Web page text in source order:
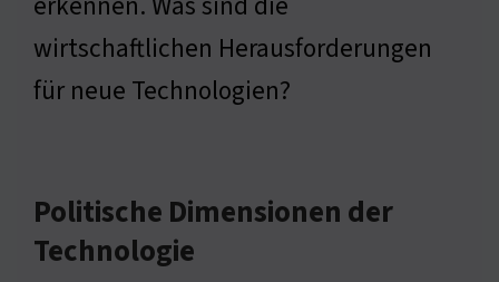
wirtschaftlichen Herausforderungen
für neue Technologien?
Politische Dimensionen der
Technologie